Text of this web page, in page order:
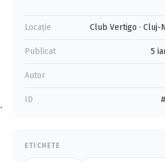
Locație Club Vertigo · Cluj-
Publicat 5
Autor
ID
ETICHETE